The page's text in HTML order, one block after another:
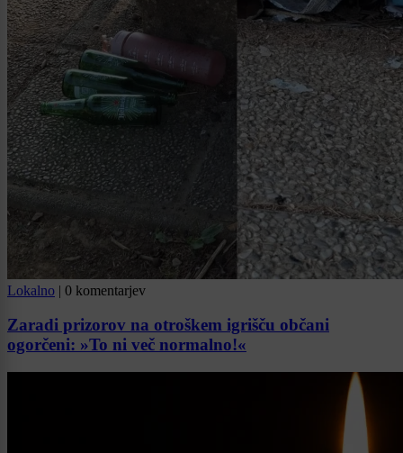
Lokalno | 0 komentarjev
Zaradi prizorov na otroškem igrišču občani
ogorčeni: »To ni več normalno!«